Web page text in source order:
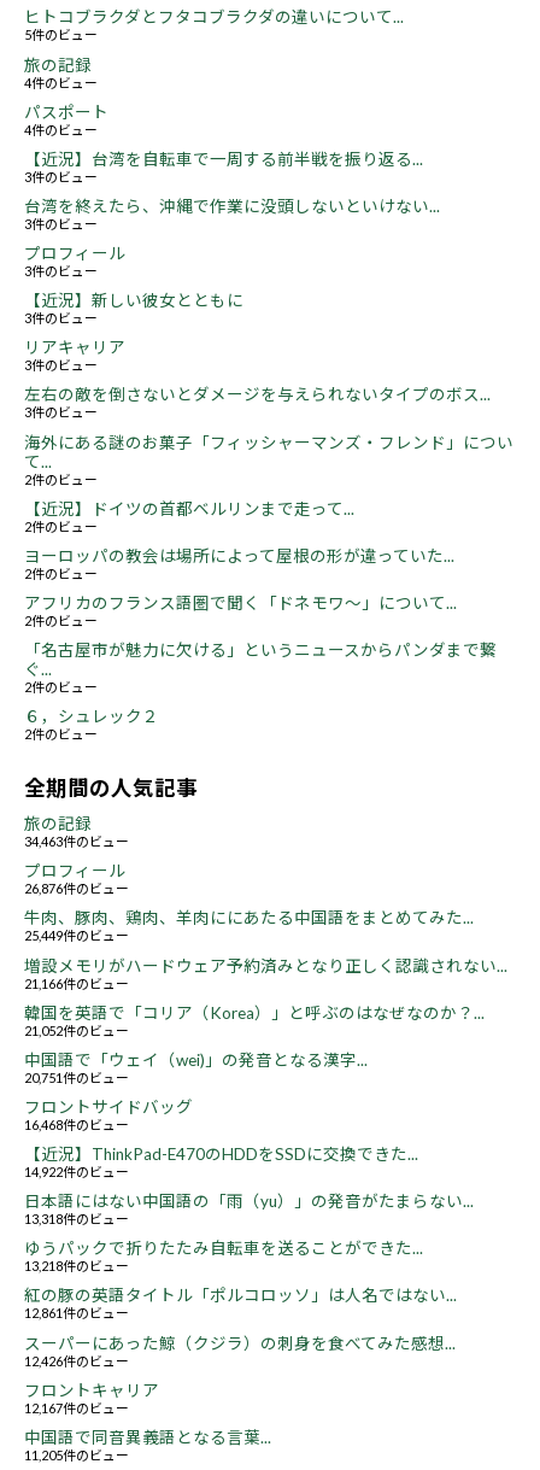
ヒトコブラクダとフタコブラクダの違いについて...
5件のビュー
旅の記録
4件のビュー
パスポート
4件のビュー
【近況】台湾を自転車で一周する前半戦を振り返る...
3件のビュー
台湾を終えたら、沖縄で作業に没頭しないといけない...
3件のビュー
プロフィール
3件のビュー
【近況】新しい彼女とともに
3件のビュー
リアキャリア
3件のビュー
左右の敵を倒さないとダメージを与えられないタイプのボス...
3件のビュー
海外にある謎のお菓子「フィッシャーマンズ・フレンド」につい
て...
2件のビュー
【近況】ドイツの首都ベルリンまで走って...
2件のビュー
ヨーロッパの教会は場所によって屋根の形が違っていた...
2件のビュー
アフリカのフランス語圏で聞く「ドネモワ～」について...
2件のビュー
「名古屋市が魅力に欠ける」というニュースからパンダまで繋
ぐ...
2件のビュー
６，シュレック２
2件のビュー
全期間の人気記事
旅の記録
34,463件のビュー
プロフィール
26,876件のビュー
牛肉、豚肉、鶏肉、羊肉ににあたる中国語をまとめてみた...
25,449件のビュー
増設メモリがハードウェア予約済みとなり正しく認識されない...
21,166件のビュー
韓国を英語で「コリア（Korea）」と呼ぶのはなぜなのか？...
21,052件のビュー
中国語で「ウェイ（wei)」の発音となる漢字...
20,751件のビュー
フロントサイドバッグ
16,468件のビュー
【近況】ThinkPad-E470のHDDをSSDに交換できた...
14,922件のビュー
日本語にはない中国語の「雨（yu）」の発音がたまらない...
13,318件のビュー
ゆうパックで折りたたみ自転車を送ることができた...
13,218件のビュー
紅の豚の英語タイトル「ポルコロッソ」は人名ではない...
12,861件のビュー
スーパーにあった鯨（クジラ）の刺身を食べてみた感想...
12,426件のビュー
フロントキャリア
12,167件のビュー
中国語で同音異義語となる言葉...
11,205件のビュー